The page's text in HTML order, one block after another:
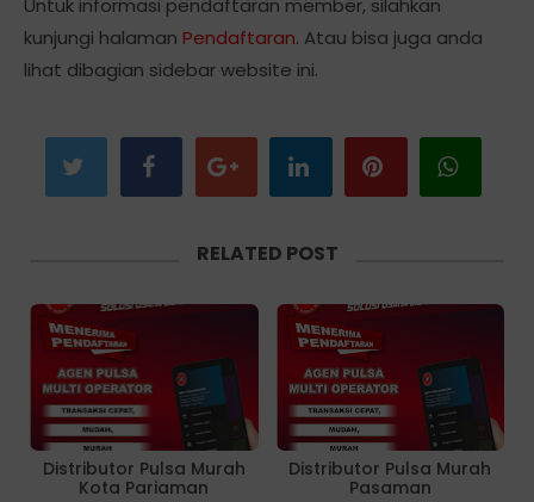
Untuk informasi pendaftaran member, silahkan
kunjungi halaman Pendaftaran. Atau bisa juga anda
lihat dibagian sidebar website ini.
RELATED POST
Distributor Pulsa Murah
Kota Pariaman
Distributor Pulsa Murah
Pasaman